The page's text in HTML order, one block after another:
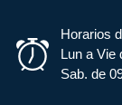
Horarios
Lun a Vie
Sab. de